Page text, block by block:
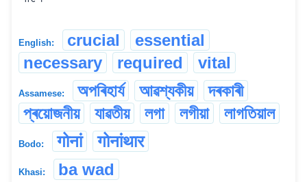
English: crucial
essential
necessary
required vital
Assamese: অপৰিহাৰ্য আৱশ্যকীয়
দৰকাৰী
প্ৰয়োজনীয়
যাৱতীয় লগা লগীয়া লাগতিয়াল
Bodo: गोनां गोनांथार
Khasi: ba wad